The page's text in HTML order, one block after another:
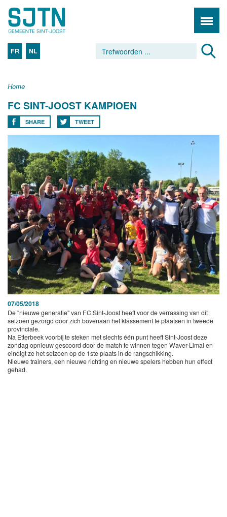
FR NL
Home
FC SINT-JOOST KAMPIOEN
SHARE TWEET
07/05/2018
De "nieuwe generatie" van FC Sint-Joost heeft voor de verrassing van dit
seizoen gezorgd door zich bovenaan het klassement te plaatsen in tweede
provinciale.
Na Etterbeek voorbij te steken met slechts één punt heeft Sint-Joost deze
zondag opnieuw gescoord door de match te winnen tegen Waver-Limal en
eindigt ze het seizoen op de 1ste plaats in de rangschikking.
Nieuwe trainers, een nieuwe richting en nieuwe spelers hebben hun effect
gehad.